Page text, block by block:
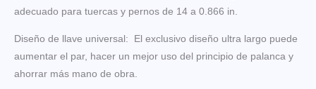
adecuado para tuercas y pernos de 14 a 0.866 in.
Diseño de llave universal: El exclusivo diseño ultra largo puede
aumentar el par, hacer un mejor uso del principio de palanca y
ahorrar más mano de obra.